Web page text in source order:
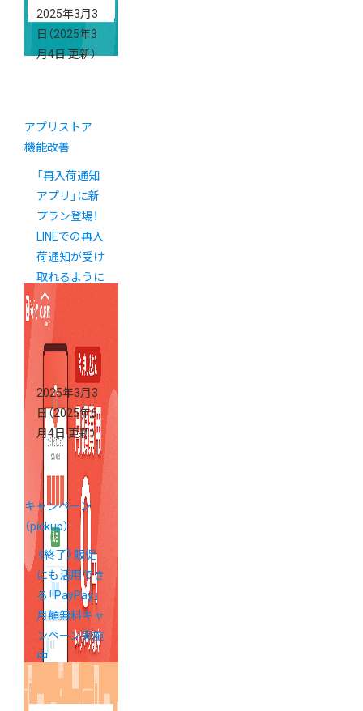
2025年3月3
日 （2025年3
月4日 更新）
アプリストア
機能改善
「再入荷通知
アプリ」に新
プラン登場！
LINEでの再入
荷通知が受け
取れるように
なりました
2025年3月3
日（2025年6
月4日 更新）
キャンペーン
（pickup）
《終了》販促
にも活用でき
る「PayPay」
月額無料キャ
ンペーン実施
中